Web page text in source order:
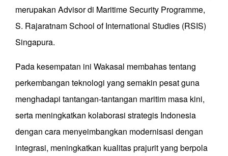
merupakan Advisor di Maritime Security Programme,
S. Rajaratnam School of International Studies (RSIS)
Singapura.
Pada kesempatan ini Wakasal membahas tentang
perkembangan teknologi yang semakin pesat guna
menghadapi tantangan-tantangan maritim masa kini,
serta meningkatkan kolaborasi strategis Indonesia
dengan cara menyeimbangkan modernisasi dengan
integrasi, meningkatkan kualitas prajurit yang berpola